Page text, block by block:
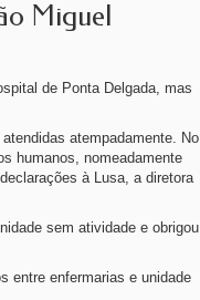
Miguel
de Ponta Delgada, mas
atempadamente. No
humanos, nomeadamente
à Lusa, a diretora
sem atividade e obrigou
entre enfermarias e unidade